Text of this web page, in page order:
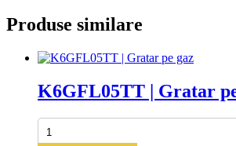
Produse similare
K6GFL05TT | Gratar
Cantitate
K6GFL05TT